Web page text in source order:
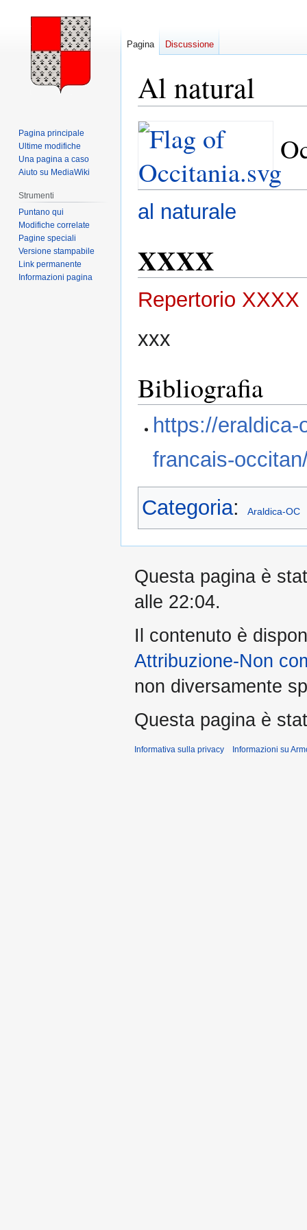
Al natural
Vai
navigazione
Vai
al naturale
XXXX
Repertorio XXXX
xxx
Bibliografia
https://
francais-
Categoria: Araldica-OC
Pagina Discussione
Pagina principale
Ultime modifiche
Una pagina a caso
Aiuto su MediaWiki
Strumenti
Puntano qui
Modifiche correlate
Pagine speciali
Versione stampabile
Link permanente
Informazioni pagina
Questa pagina è
alle 22:04.
Il contenuto è
Attribuzione-Non
non diversamente
Questa pagina è
Informativa sulla privacy Informazioni su